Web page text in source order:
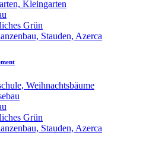
Kleingarten
Grün
Stauden, Azerca
Weihnachtsbäume
Grün
Stauden, Azerca